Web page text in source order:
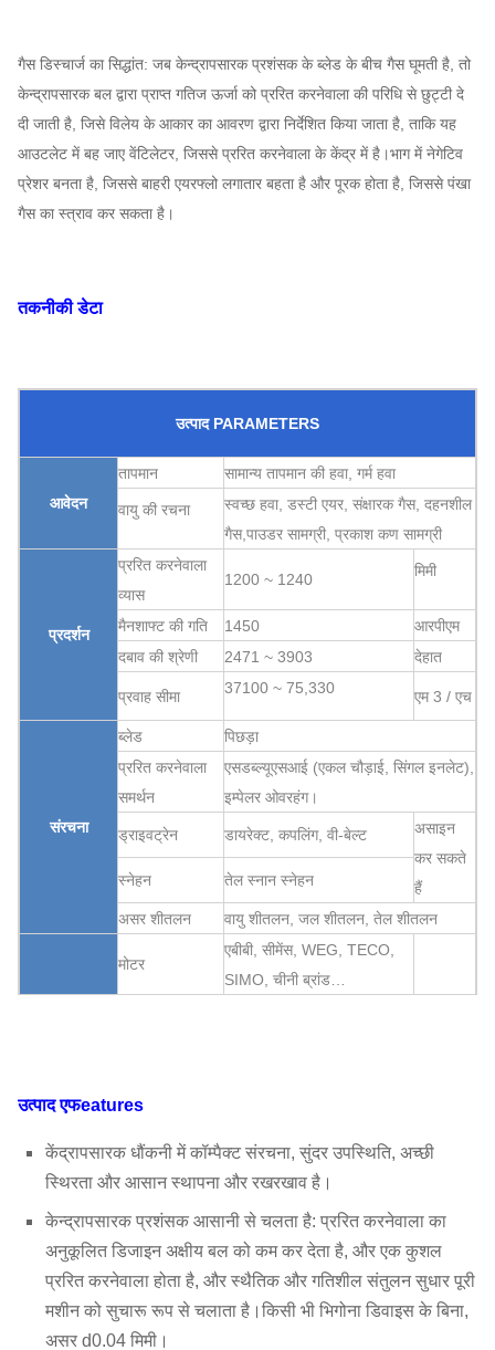
गैस डिस्चार्ज का सिद्धांत: जब केन्द्रापसारक प्रशंसक के ब्लेड के बीच गैस घूमती है, तो
केन्द्रापसारक बल द्वारा प्राप्त गतिज ऊर्जा को प्ररित करनेवाला की परिधि से छुट्टी दे
दी जाती है, जिसे विलेय के आकार का आवरण द्वारा निर्देशित किया जाता है, ताकि यह
आउटलेट में बह जाए वेंटिलेटर, जिससे प्ररित करनेवाला के केंद्र में है।भाग में नेगेटिव
प्रेशर बनता है, जिससे बाहरी एयरफ्लो लगातार बहता है और पूरक होता है, जिससे पंखा
गैस का स्त्राव कर सकता है।
तकनीकी डेटा
उत्पाद PARAMETERS
आवेदन
तापमान सामान्य तापमान की हवा, गर्म हवा
वायु की रचना स्वच्छ हवा , डस्टी एयर, संक्षारक गैस, दहनशील
गैस,पाउडर सामग्री, प्रकाश कण सामग्री
प्रदर्शन
प्ररित करनेवाला
व्यास
1200 ~ 1240 मिमी
मैनशाफ्ट की गति 1450
आरपीएम
दबाव की श्रेणी
2471 ~ 3903 देहात
प्रवाह सीमा 37100 ~ 75,330 एम 3 / एच
संरचना
ब्लेड
पिछड़ा
प्ररित करनेवाला
समर्थन
एसडब्ल्यूएसआई (एकल चौड़ाई, सिंगल इनलेट),
इम्पेलर ओवरहंग।
ड्राइवट्रेन डायरेक्ट, कपलिंग, वी-बेल्ट
असाइन
कर सकते
हैं
स्नेहन तेल स्नान स्नेहन
असर शीतलन वायु शीतलन, जल शीतलन, तेल शीतलन
प्रणाली
विन्यास
मोटर
एबीबी, सीमेंस, WEG, TECO,
SIMO, चीनी ब्रांड…
कर सकते
SS316, HG785, DB685 ...
मुख्य शाफ्ट
45 # स्टील (उच्च शक्ति कार्बन
संरचनात्मक स्टील), 42CrMo,
स्टेनलेस स्टील ...
सहनशीलता
FAG, SKF, NSK, ZWZ…
सिस्टम बेस फ्रेम, सुरक्षात्मक स्क्रीनिंग,
उत्पादएफeatures
केंद्रापसारक धौंकनी में कॉम्पैक्ट संरचना, सुंदर उपस्थिति, अच्छी
स्थिरता और आसान स्थापना और रखरखाव है।
केन्द्रापसारक प्रशंसक आसानी से चलता है: प्ररित करनेवाला का
अनुकूलित डिजाइन अक्षीय बल को कम कर देता है, और एक कुशल
प्ररित करनेवाला होता है, और स्थैतिक और गतिशील संतुलन सुधार पूरी
मशीन को सुचारू रूप से चलाता है।किसी भी भिगोना डिवाइस के बिना,
असर d0.04 मिमी।